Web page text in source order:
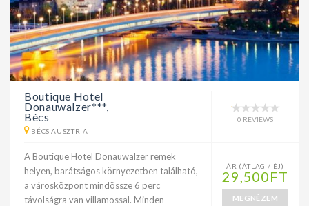
Boutique Hotel
Donauwalzer***,
Bécs
BÉCS AUSZTRIA
0 REVIEWS
A Boutique Hotel Donauwalzer remek
helyen, barátságos környezetben található,
a városközpont mindössze 6 perc
távolságra van villamossal. Minden
ÁR (ÁTLAG / ÉJ)
29,500FT
MEGNÉZEM